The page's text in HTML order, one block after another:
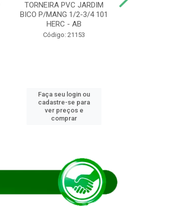
TORNEIRA PVC JARDIM
BICO P/MANG 1/2-3/4 101
HERC - AB
Código: 21153
Faça seu login ou
cadastre-se para
ver preços e
comprar